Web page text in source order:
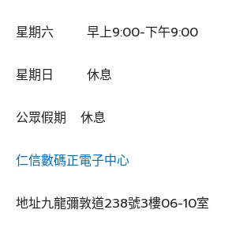
星期六 早上9:00-下午9:00
星期日 休息
公眾假期 休息
仁信數碼正電子中心
地址九龍彌敦道238號3樓06-10室